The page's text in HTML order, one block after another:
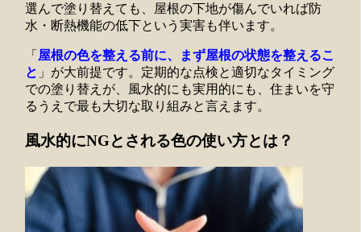
選んで塗り替えても、屋根の下地が傷んでいれば防
水・断熱機能の低下という実害も伴います。
「 屋根の色を整える前に、まず屋根の状態を整えるこ
と 」が大前提です。定期的な点検と適切なタイミング
での塗り替えが、風水的にも実用的にも、住まいを守
るうえで最も大切な取り組みと言えます。
風水的にNGとされる色の使い方とは？